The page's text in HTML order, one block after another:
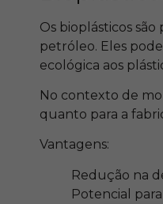
Os bioplásticos
petróleo. Eles
ecológica aos
No contexto de
quanto para a
Vantagens:
Redução na
Potencial